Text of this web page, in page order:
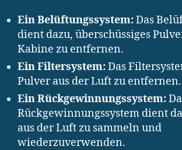
Ein Belüftungssystem:Das
dient dazu, überschüssiges
Kabine zu entfernen.
Ein Filtersystem:Das
Pulver aus der Luft zu entfernen.
Ein Rückgewinnungssystem:
Rückgewinnungssystem dient
aus der Luft zu sammeln und
wiederzuverwenden.